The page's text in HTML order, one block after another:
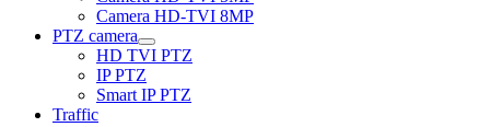
Camera HD-TVI 8MP
PTZ camera
HD TVI PTZ
IP PTZ
Smart IP PTZ
Traffic